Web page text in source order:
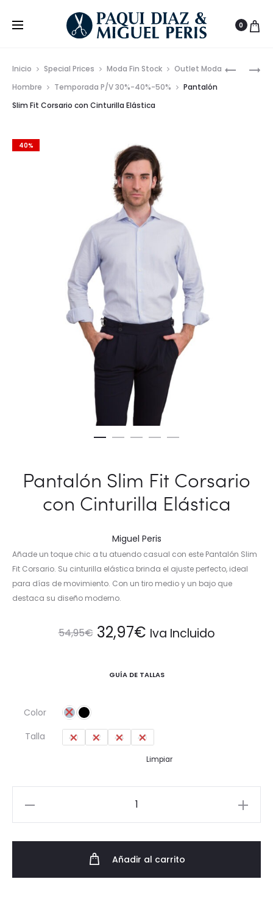
0
Inicio Special Prices Moda Fin Stock
Outlet Moda
Hombre
Temporada P/V 30%-40%-50%
Pantalón
Slim Fit Corsario con Cinturilla Elástica
40%
Pantalón Slim Fit Corsario
con Cinturilla Elástica
Miguel Peris
Añade un toque chic a tu atuendo casual con este Pantalón Slim
Fit Corsario. Su cinturilla elástica brinda el ajuste perfecto, ideal
para días de movimiento. Con un tiro medio y un bajo que
destaca su diseño moderno.
54,95€ El
54,95€.
32,97€El
32,97€.
Iva Incluido
GUÍA DE TALLAS
Color
Talla
40 42 44 46
Limpiar
Añadir al carrito